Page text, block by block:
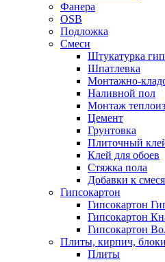
Фанера
OSB
Подложка
Смеси
Штукатурка
Шпатлевка
Монтажно-
Наливной пол
Монтаж
Цемент
Грунтовка
Плиточный
Клей для обоев
Стяжка пола
Добавки к
Гипсокартон
Гипсокартон
Гипсокартон
Гипсокартон
Плиты, кирпич, блоки
Плиты